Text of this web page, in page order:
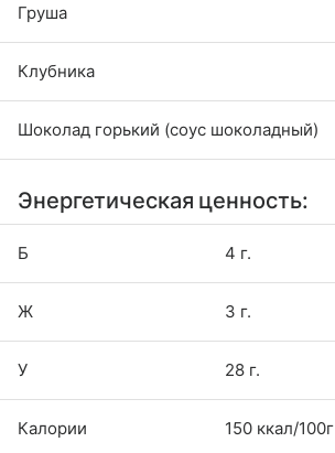
Груша
Клубника
Шоколад горький (соус шоколадный)
Энергетическая ценность:
Б 4 г.
Ж 3 г.
У 28 г.
Калории 150 ккал/100г